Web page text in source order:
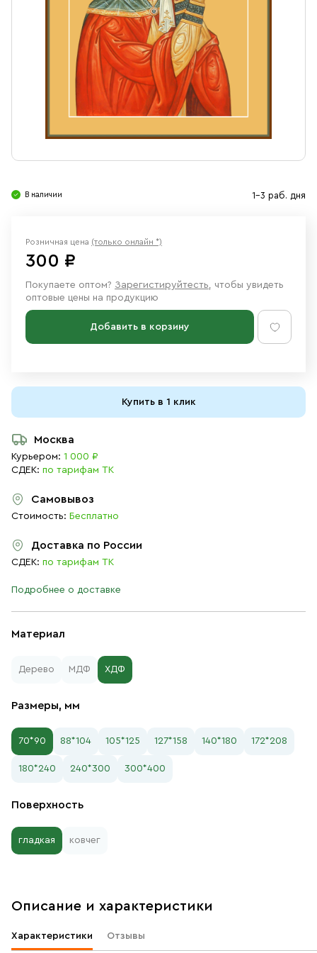
Ювелирные изделия
В наличии 1-3 раб. дня
Материал
Дерево МДФ ХДФ
Размеры, мм
70*90 88*104 105*125 127*158 140*180 172*208
180*240 240*300 300*400
Поверхность
гладкая ковчег
Розничная цена (только онлайн *)
300 ₽
Покупаете оптом? Зарегистируйтесть, чтобы увидеть
оптовые цены на продукцию
Добавить в корзину
Купить в 1 клик
Москва
Курьером: 1 000 ₽
СДЕК: по тарифам ТК
Самовывоз
Стоимость: Бесплатно
Доставка по России
СДЕК: по тарифам ТК
Подробнее о доставке
Описание и характеристики
Характеристики Отзывы